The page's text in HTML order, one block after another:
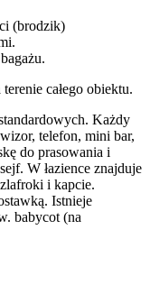
(brodzik)
całego obiektu.
Każdy
telefon, mini bar,
do prasowania i
W łazience znajduje
i kapcie.
Istnieje
babycot (na